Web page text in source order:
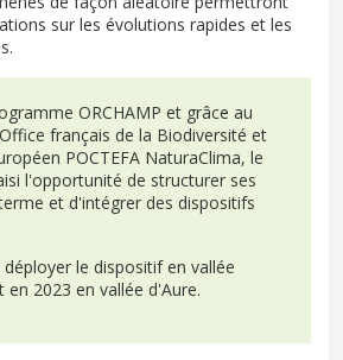
sur les évolutions rapides et les
ORCHAMP et grâce au
français de la Biodiversité et
POCTEFA NaturaClima, le
l'opportunité de structurer ses
et d'intégrer des dispositifs
le dispositif en vallée
en 2023 en vallée d'Aure.